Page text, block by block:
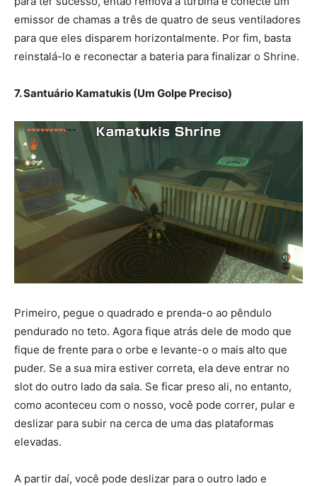
emissor de chamas a três de quatro de seus ventiladores
para que eles disparem horizontalmente. Por fim, basta
reinstalá-lo e reconectar a bateria para finalizar o Shrine.
7. Santuário Kamatukis (Um Golpe Preciso)
Primeiro, pegue o quadrado e prenda-o ao pêndulo
pendurado no teto. Agora fique atrás dele de modo que
fique de frente para o orbe e levante-o o mais alto que
puder. Se a sua mira estiver correta, ela deve entrar no
slot do outro lado da sala. Se ficar preso ali, no entanto,
como aconteceu com o nosso, você pode correr, pular e
deslizar para subir na cerca de uma das plataformas
elevadas.
A partir daí, você pode deslizar para o outro lado e